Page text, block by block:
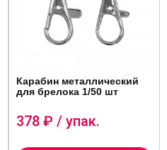
Карабин металлический
для брелока 1/50 шт
378 ₽ / упак.